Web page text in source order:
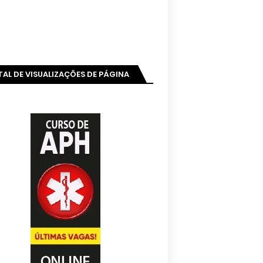
DE VISUALIZAÇÕES DE PÁGINA